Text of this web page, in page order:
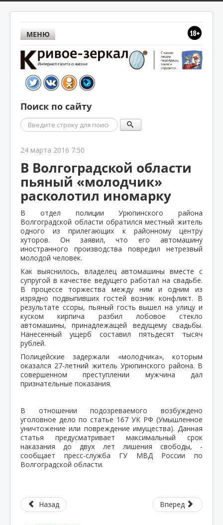
МЕНЮ
Поиск по сайту
Поиск
24 марта 2016 7:50
В Волгоградской области
пьяный «молодчик»
расколотил иномарку
В отдел полиции Урюпинского района
Волгоградской области обратился местный житель
одного из прилегающих к районному центру
хуторов. Он заявил, что его автомашину
иностранного производства повредил нетрезвый
молодой человек.
Как выяснилось, владелец автомашины вместе с
супругой в качестве ведущего работал на свадьбе.
В процессе торжества между ним и одним из
изрядно подвыпивших гостей возник конфликт. В
результате ссоры, пьяный гость вышел на улицу и
куском кирпича разбил лобовое стекло
автомашины, принадлежащей ведущему свадьбы.
Нанесенный ущерб составил пятьдесят тысяч
рублей.
Полицейские задержали «молодчика», которым
оказался 27-летний житель Урюпинского района. В
совершенном преступлении мужчина дал
признательные показания.
В отношении подозреваемого возбуждено
уголовное дело по статье 167 УК РФ (Умышленное
уничтожение или повреждение имущества). Данная
статья предусматривает максимальный срок
наказания до двух лет лишения свободы, -
сообщает пресс-служба ГУ МВД России по
Волгоградской области.
Назад Вперед